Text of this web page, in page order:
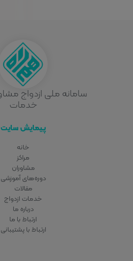
سامانه ملی ازدواج
خدمات
پیمایش سایت
خانه
مراکز
مشاوران
دوره‌های آموزشی
مقالات
خدمات ازدواج
درباره ما
ارتباط با ما
ارتباط با پشتیبانی